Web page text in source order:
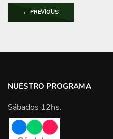
← PREVIOUS
NUESTRO PROGRAMA
Sábados 12hs.